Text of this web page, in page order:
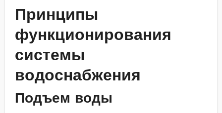
Принципы
функционирования
системы
водоснабжения
Подъем воды